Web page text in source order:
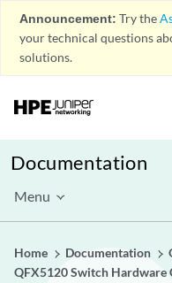
Announcement: Try the
your technical questions
solutions.
Documentation
Menu
Home Documentation
QFX5120 Switch Hardware